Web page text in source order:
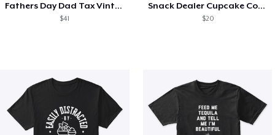
Fathers Day Dad Tax Vintage Papa T-Shirt
$41
Snack Dealer Cupcake Cookie and Milk
$20